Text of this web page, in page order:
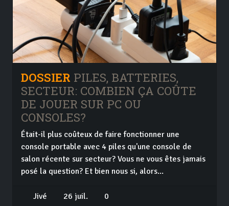
DOSSIER PILES, BATTERIES,
SECTEUR: COMBIEN ÇA COÛTE
DE JOUER SUR PC OU
CONSOLES?
Était-il plus coûteux de faire fonctionner une
console portable avec 4 piles qu'une console de
salon récente sur secteur? Vous ne vous êtes jamais
posé la question? Et bien nous si, alors...
Jivé 26 juil. 0